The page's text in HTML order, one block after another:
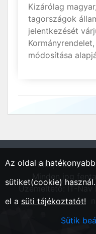
Kizárólag
tagországok
jelentkezését
módosítása
"Pilis, Pest
Minden jog
Üzemeltető: IT-
Az oldal a
sütiket(cookie)
el a süti tájékoztatót!
Sütik